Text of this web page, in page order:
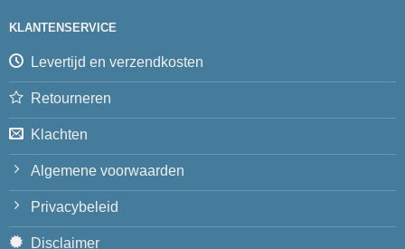
KLANTENSERVICE
Levertijd en verzendkosten
Retourneren
Klachten
Algemene voorwaarden
Privacybeleid
Disclaimer